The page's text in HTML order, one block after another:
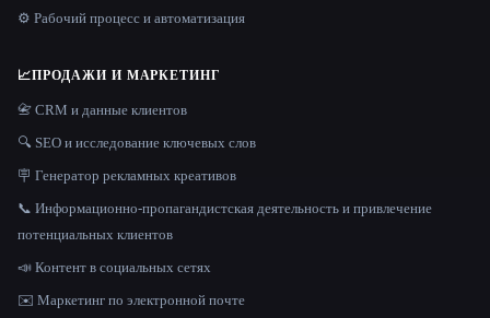
⚙️ Рабочий процесс и автоматизация
📈ПРОДАЖИ И МАРКЕТИНГ
📇 CRM и данные клиентов
🔍 SEO и исследование ключевых слов
🪧 Генератор рекламных креативов
📞 Информационно-пропагандистская деятельность и привлечение
потенциальных клиентов
📣 Контент в социальных сетях
✉️ Маркетинг по электронной почте